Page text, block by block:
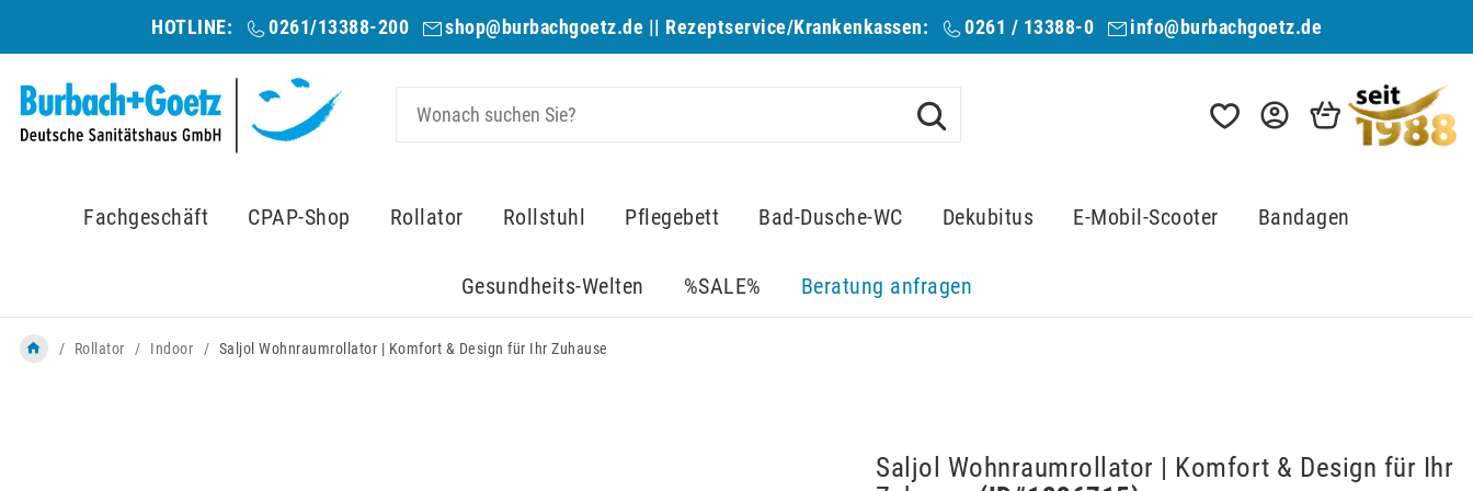
HOTLINE: 0261/13388-200 shop@burbachgoetz.de || Rezeptservice/Krankenkassen: 0261 / 13388-0 info@burbachgoetz.de
Fachgeschäft CPAP-Shop Rollator Rollstuhl Pflegebett Bad-Dusche-WC Dekubitus E-Mobil-Scooter Bandagen
Gesundheits-Welten %SALE% Beratung anfragen
Rollator Indoor Saljol Wohnraumrollator | Komfort & Design für Ihr Zuhause
Saljol Wohnraumrollator | Komfort & Design für Ihr